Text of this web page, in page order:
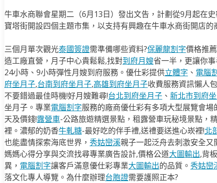
牛車水商聯會星期二（6月13日）發出文告，計劃從9月起在
寶塔街開設四個主題市集，以支持有興趣在牛車水商街開店的
三個月單次觀光泰國簽證需準備哪些資料?保麗龍割字價格推
造工廠直營，月子中心貴鬆鬆,找對到府月嫂省一半，更讓你
24小時、9小時彈性月嫂到府服務。優仕彩提供立體字 、 電腦
府坐月子,台南到府坐月子,高雄到府坐月子收費服務資訊懶人
不要錯過最佳時機!好月嫂難尋!台北到府坐月子、 新北市到府
坐月子。專業電腦割字服務的廠商優仕彩有多項大型展覽會場
天及價錢!露營車-公路旅遊精選景點，租露營車玩秘境景點，
裡。濃郁的奶香牛軋糖-最好吃的伴手禮,送禮要送進心崁裡!北
也能盡情探索海底世界， 秀姑巒溪親子一起泛舟去​刺激安全
媽媽心得分享與交流找尋專業廣告設計,價格公道大圖輸出,背
異， 電腦割字讓客戶滿意優仕彩專業大圖輸出的品質。 秀姑巒
落文化專人導覽。為什麼辦理台胞證需要護照正本?